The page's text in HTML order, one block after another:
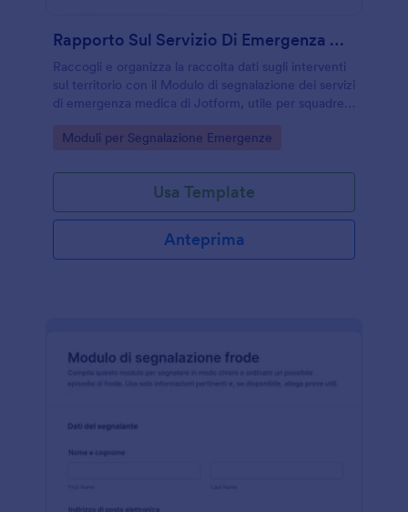
Rapporto Sul Servizio Di Emergenza Medica Sul Terreno
Raccogli e organizza la raccolta dati sugli interventi
sul territorio con il Modulo di segnalazione dei servizi
di emergenza medica di Jotform, utile per squadre
protezione civile.
Go to Category:
Moduli per Segnalazione Emergenze
Usa Template
Anteprima